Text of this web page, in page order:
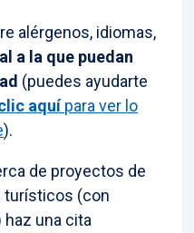
alérgenos, idiomas,
a la que puedan
(puedes ayudarte
aquípara ver lo
).
de proyectos de
turísticos (con
una cita